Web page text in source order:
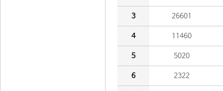
3 26601
4 11460
5 5020
6 2322